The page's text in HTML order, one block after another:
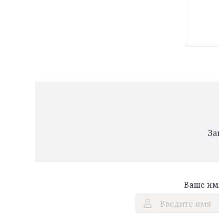
Ваше
Введите имя